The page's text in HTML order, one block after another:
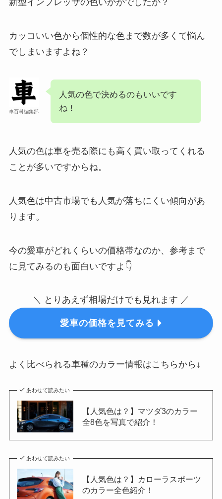
新型インプレッサの色いかがでしたか？
カッコいい色から個性的な色まで数が多くて悩ん
でしまいますよね？
車百科編集部
人気の色で決めるのもいいです
ね！
人気の色は車を売る際にも高く買い取ってくれる
ことが多いですからね。
人気色は中古市場でも人気が落ちにくい傾向があ
ります。
今の愛車がどれくらいの価格帯なのか、参考まで
に見てみるのも面白いですよ👇
＼ とりあえず相場だけでも見れます ／
愛車の価格を見てみる
よく比べられる車種のカラー情報はこちらから↓
あわせて読みたい
【人気色は？】マツダ3のカラー
全8色を写真で紹介！
あわせて読みたい
【人気色は？】カローラスポーツ
のカラー全色紹介！